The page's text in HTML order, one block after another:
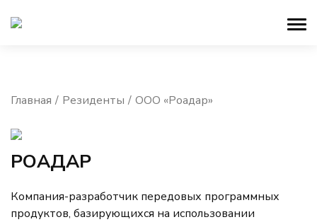
Главная Резиденты ООО «Роадар»
РОАДАР
Компания-разработчик передовых программных
продуктов, базирующихся на использовании